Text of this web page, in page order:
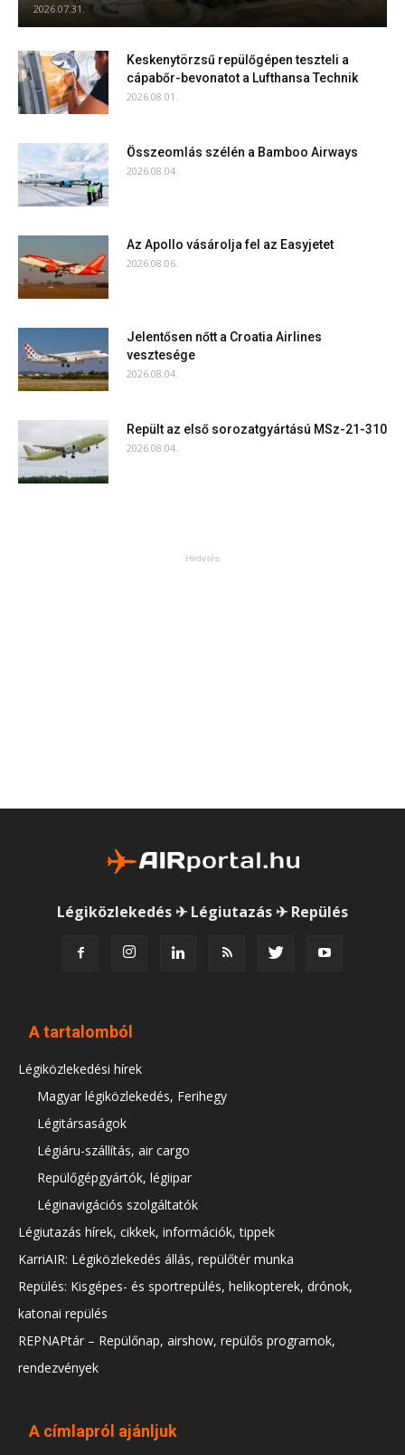
2026.07.31.
Keskenytörzsű repülőgépen teszteli a
cápabőr-bevonatot a Lufthansa Technik
2026.08.01.
Összeomlás szélén a Bamboo Airways
2026.08.04.
Az Apollo vásárolja fel az Easyjetet
2026.08.06.
Jelentősen nőtt a Croatia Airlines
vesztesége
2026.08.04.
Repült az első sorozatgyártású MSz-21-310
2026.08.04.
Hirdetés
Légiközlekedés ✈ Légiutazás ✈ Repülés
A tartalomból
Légiközlekedési hírek
Magyar légiközlekedés, Ferihegy
Légitársaságok
Légiáru-szállítás, air cargo
Repülőgépgyártók, légiipar
Léginavigációs szolgáltatók
Légiutazás hírek, cikkek, információk, tippek
KarriAIR: Légiközlekedés állás, repülőtér munka
Repülés: Kisgépes- és sportrepülés, helikopterek, drónok,
katonai repülés
REPNAPtár – Repülőnap, airshow, repülős programok,
rendezvények
A címlapról ajánljuk